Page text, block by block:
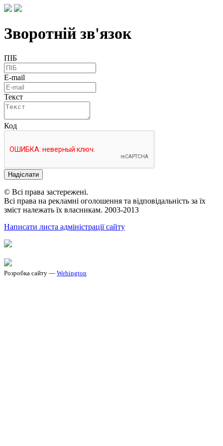
Зворотній зв'язок
ПІБ
E-mail
Текст
Код
Надіслати
© Всі права застережені.
Всі права на рекламні оголошення та відповідальність за їх
зміст належать їх власникам. 2003-2013
Написати листа адміністрації сайту
Розробка сайту — Webington